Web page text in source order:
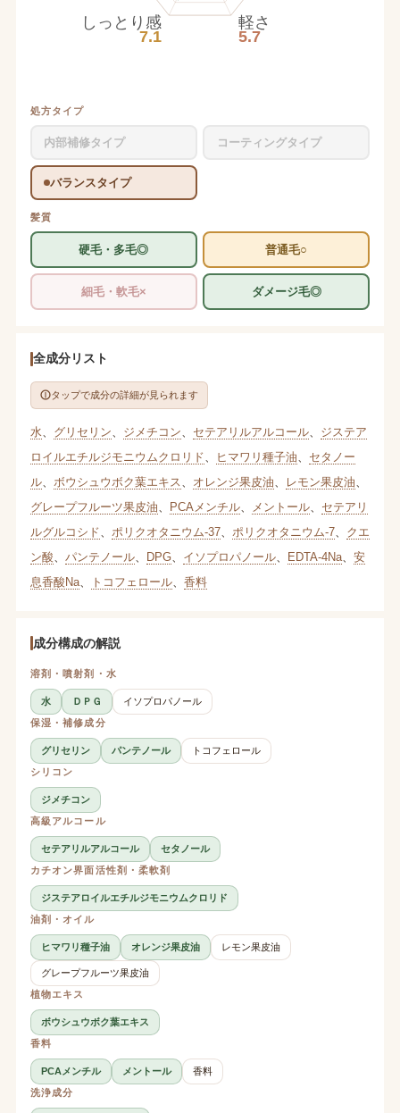
軽さ
5.7
しっとり感
7.1
処方タイプ
内部補修タイプ コーティングタイプ
バランスタイプ
髪質
硬毛・多毛◎ 普通毛○
細毛・軟毛× ダメージ毛◎
全成分リスト
タップで成分の詳細が見られます
水 グリセリン ジメチコン セテアリルアルコール、 ジステア
ロイルエチルジモニウムクロリド
ヒマワリ種子油
セタノー
ル、 ボウシュウボク葉エキス オレンジ果皮油 レモン果皮油
グレープフルーツ果皮油
PCAメンチル、 メントール、 セテアリ
ルグルコシド
ポリクオタニウム-37、 ポリクオタニウム-7、 クエ
ン酸
パンテノール、 DPG、 イソプロパノール、 EDTA-4Na、 安
息香酸Na、 トコフェロール、 香料
成分構成の解説
溶剤・噴射剤・水
水 ＤＰＧ
イソプロパノール
保湿・補修成分
グリセリン パンテノール
トコフェロール
シリコン
ジメチコン
高級アルコール
セテアリルアルコール
セタノール
カチオン界面活性剤・柔軟剤
ジステアロイルエチルジモニウムクロリド
油剤・オイル
ヒマワリ種子油 オレンジ果皮油 レモン果皮油
グレープフルーツ果皮油
植物エキス
ボウシュウボク葉エキス
香料
PCAメンチル メントール
香料
洗浄成分